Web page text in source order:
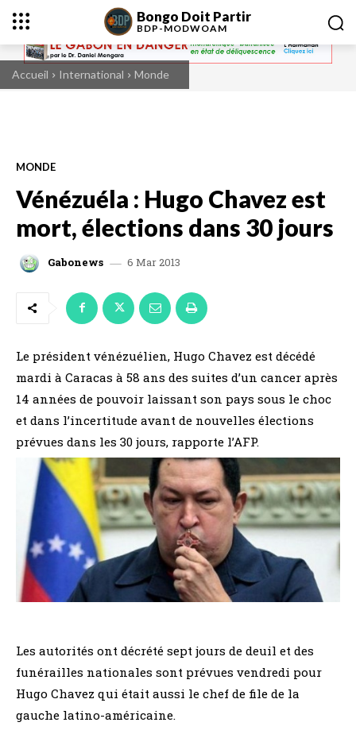
Bongo Doit Partir
BDP-MODWOAM
Accueil International Monde
MONDE
Vénézuéla : Hugo Chavez est
mort, élections dans 30 jours
Gabonews 6 Mar 2013
Le président vénézuélien, Hugo Chavez est décédé
mardi à Caracas à 58 ans des suites d’un cancer après
14 années de pouvoir laissant son pays sous le choc
et dans l’incertitude avant de nouvelles élections
prévues dans les 30 jours, rapporte l’AFP.
Les autorités ont décrété sept jours de deuil et des
funérailles nationales sont prévues vendredi pour
Hugo Chavez qui était aussi le chef de file de la
gauche latino-américaine.